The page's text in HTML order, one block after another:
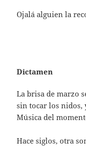
Ojalá alguien la
Dictamen
La brisa de marzo
sin tocar los nidos,
Música del
Hace siglos, otra